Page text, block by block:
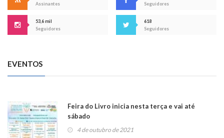
Assinantes
Seguidores
53,6 mil
Seguidores
618
Seguidores
EVENTOS
Feira do Livro inicia nesta terça e vai até
sábado
4 de outubro de 2021